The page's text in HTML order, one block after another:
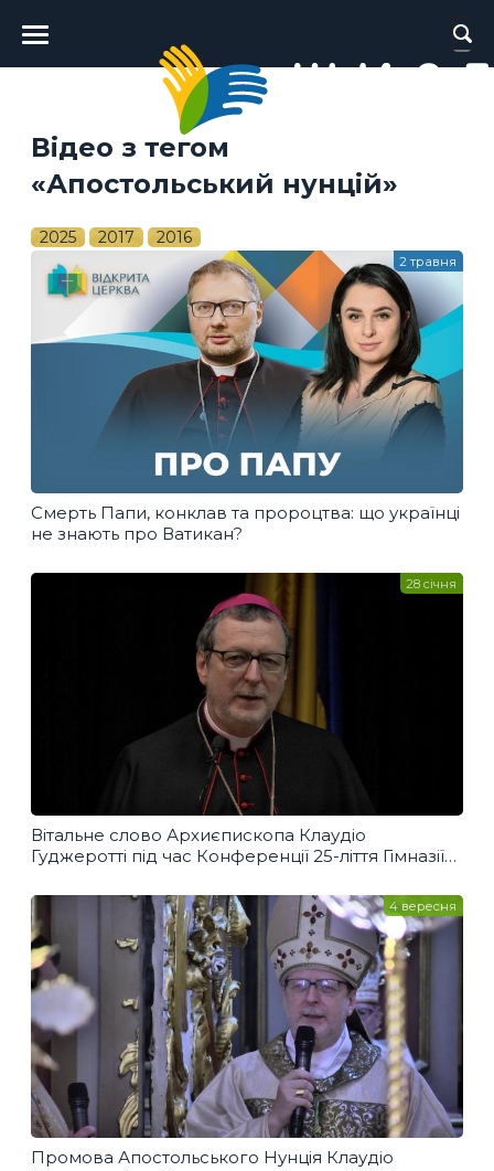
Головне
меню
Відео з тегом
«Апостольський нунцій»
2025 2017 2016
Смерть Папи, конклав та пророцтва: що українці
не знають про Ватикан?
2 травня
Вітальне слово Архиєпископа Клаудіо
Гуджеротті під час Конференції 25-ліття Гімназії
28 січня
Промова Апостольського Нунція Клаудіо
4 вересня